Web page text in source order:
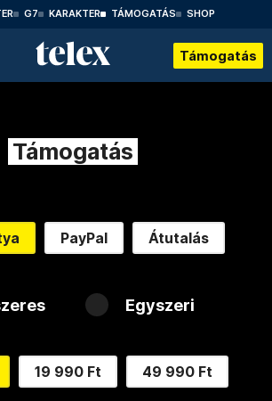
G7 KARAKTER TÁMOGATÁS SHOP
Támogatás
Támogatás
PayPal Átutalás
Egyszeri
19 990 Ft 49 990 Ft